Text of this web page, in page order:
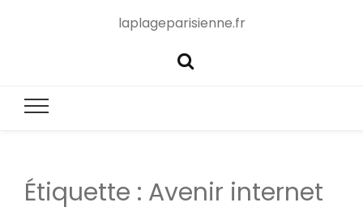
laplageparisienne.fr
Étiquette : Avenir internet